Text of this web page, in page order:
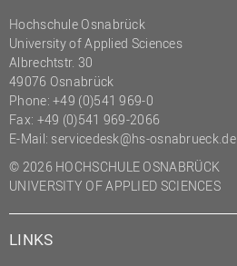
Hochschule Osnabrück
University of Applied Sciences
Albrechtstr. 30
49076 Osnabrück
Phone: +49 (0)541 969-0
Fax: +49 (0)541 969-2066
E-Mail: servicedesk@hs-osnabrueck.de
© 2026 HOCHSCHULE OSNABRÜCK
UNIVERSITY OF APPLIED SCIENCES
LINKS